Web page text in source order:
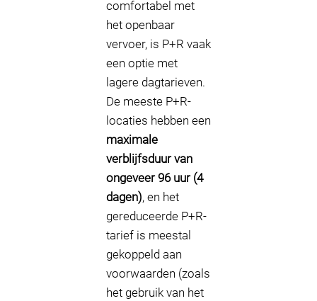
comfortabel met
het openbaar
vervoer, is P+R vaak
een optie met
lagere dagtarieven.
De meeste P+R-
locaties hebben een
maximale
verblijfsduur van
ongeveer 96 uur (4
dagen), en het
gereduceerde P+R-
tarief is meestal
gekoppeld aan
voorwaarden (zoals
het gebruik van het